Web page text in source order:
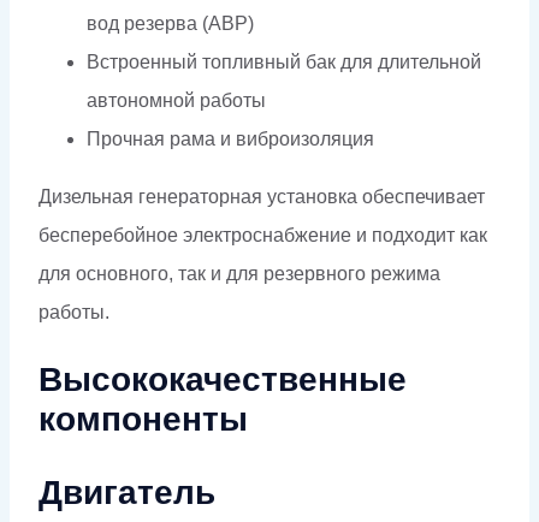
вод резерва (АВР)
Встроенный топливный бак для длительной
автономной работы
Прочная рама и виброизоляция
Дизельная генераторная установка обеспечивает
бесперебойное электроснабжение и подходит как
для основного, так и для резервного режима
работы.
Высококачественные
компоненты
Двигатель